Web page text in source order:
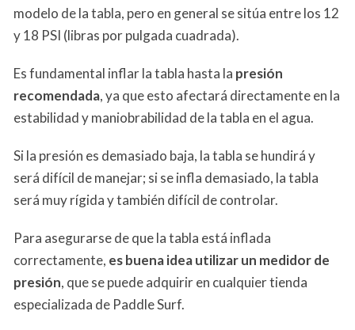
modelo de la tabla, pero en general se sitúa entre los 12
y 18 PSI (libras por pulgada cuadrada).
Es fundamental inflar la tabla hasta la presión
recomendada, ya que esto afectará directamente en la
estabilidad y maniobrabilidad de la tabla en el agua.
Si la presión es demasiado baja, la tabla se hundirá y
será difícil de manejar; si se infla demasiado, la tabla
será muy rígida y también difícil de controlar.
Para asegurarse de que la tabla está inflada
correctamente, es buena idea utilizar un medidor de
presión, que se puede adquirir en cualquier tienda
especializada de Paddle Surf.